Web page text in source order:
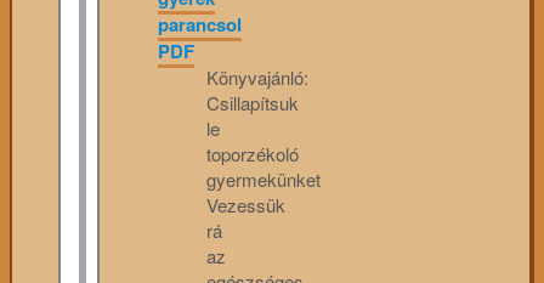
parancsol
PDF
Könyvajánló:
Csillapítsuk
le
toporzékoló
gyermekünket
Vezessük
rá
az